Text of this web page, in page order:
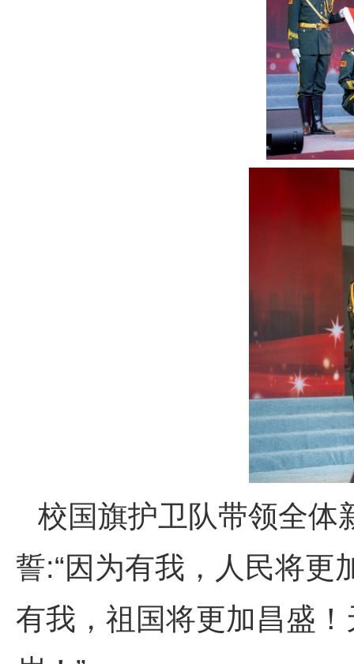
校国旗护卫队带领全体
誓:“因为有我，人民将更
有我，祖国将更加昌盛